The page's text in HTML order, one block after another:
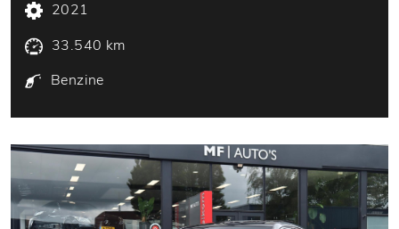
2021
33.540 km
Benzine